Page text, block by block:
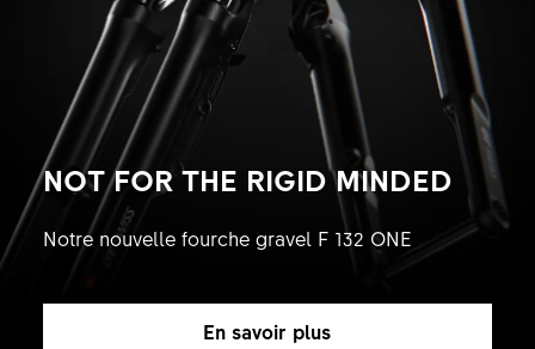
NOT FOR THE RIGID MINDED
Notre nouvelle fourche gravel F 132 ONE
En savoir plus